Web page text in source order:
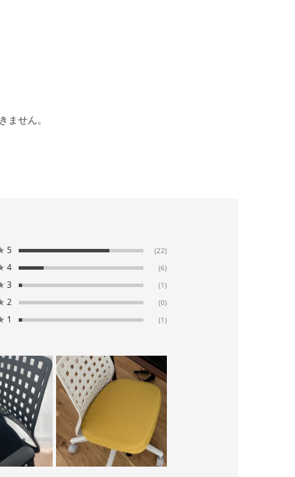
ません。
5 (22)
4 (6)
3 (1)
2 (0)
1 (1)